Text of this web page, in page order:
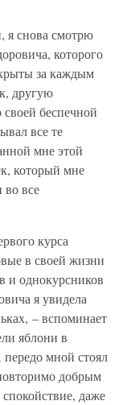
я снова смотрю
которого
за каждым
другую
беспечной
все те
мне этой
который мне
во все
курса
в своей жизни
и однокурсников
я увидела
– вспоминает
яблони в
мной стоял
добрым
даже